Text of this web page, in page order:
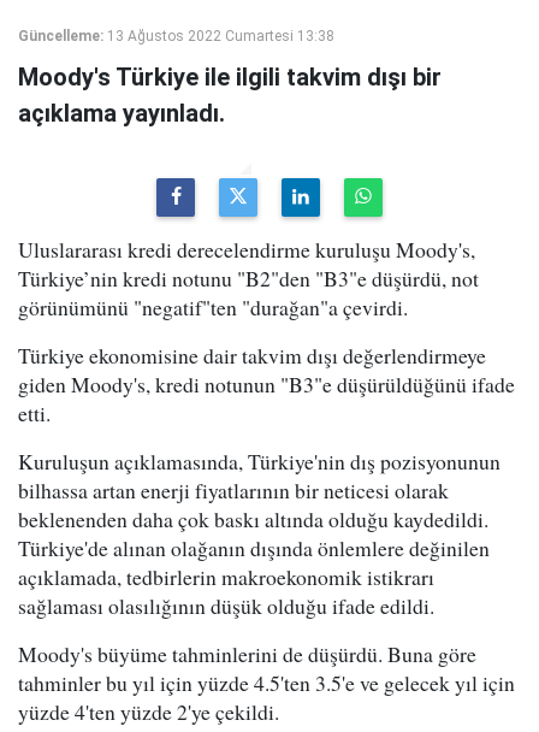
Güncelleme: 13 Ağustos 2022 Cumartesi 13:38
Moody's Türkiye ile ilgili takvim dışı bir
açıklama yayınladı.
Uluslararası kredi derecelendirme kuruluşu Moody's,
Türkiye’nin kredi notunu "B2"den "B3"e düşürdü, not
görünümünü "negatif"ten "durağan"a çevirdi.
Türkiye ekonomisine dair takvim dışı değerlendirmeye
giden Moody's, kredi notunun "B3"e düşürüldüğünü ifade
etti.
Kuruluşun açıklamasında, Türkiye'nin dış pozisyonunun
bilhassa artan enerji fiyatlarının bir neticesi olarak
beklenenden daha çok baskı altında olduğu kaydedildi.
Türkiye'de alınan olağanın dışında önlemlere değinilen
açıklamada, tedbirlerin makroekonomik istikrarı
sağlaması olasılığının düşük olduğu ifade edildi.
Moody's büyüme tahminlerini de düşürdü. Buna göre
tahminler bu yıl için yüzde 4.5'ten 3.5'e ve gelecek yıl için
yüzde 4'ten yüzde 2'ye çekildi.